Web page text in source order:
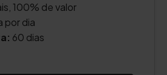
100% de valor
por dia
60 dias